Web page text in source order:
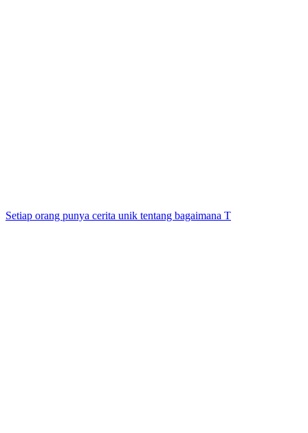
Setiap orang punya cerita unik tentang bagaimana T